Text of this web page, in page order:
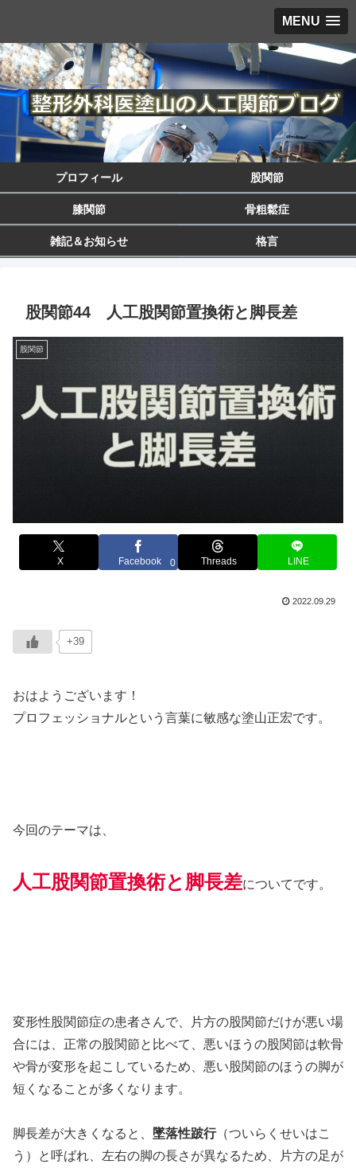
MENU
プロフィール 股関節
膝関節 骨粗鬆症
雑記＆お知らせ 格言
股関節44 人工股関節置換術と脚長差
股関節
X Facebook 0 Threads LINE
2022.09.29
+39
おはようございます！
プロフェッショナルという言葉に敏感な塗山正宏です。
今回のテーマは、
人工股関節置換術と脚長差についてです。
変形性股関節症の患者さんで、片方の股関節だけが悪い場
合には、正常の股関節と比べて、悪いほうの股関節は軟骨
や骨が変形を起こしているため、悪い股関節のほうの脚が
短くなることが多くなります。
脚長差が大きくなると、 墜落性跛行（ついらくせいはこ
う）と呼ばれ、左右の脚の長さが異なるため、片方の足が